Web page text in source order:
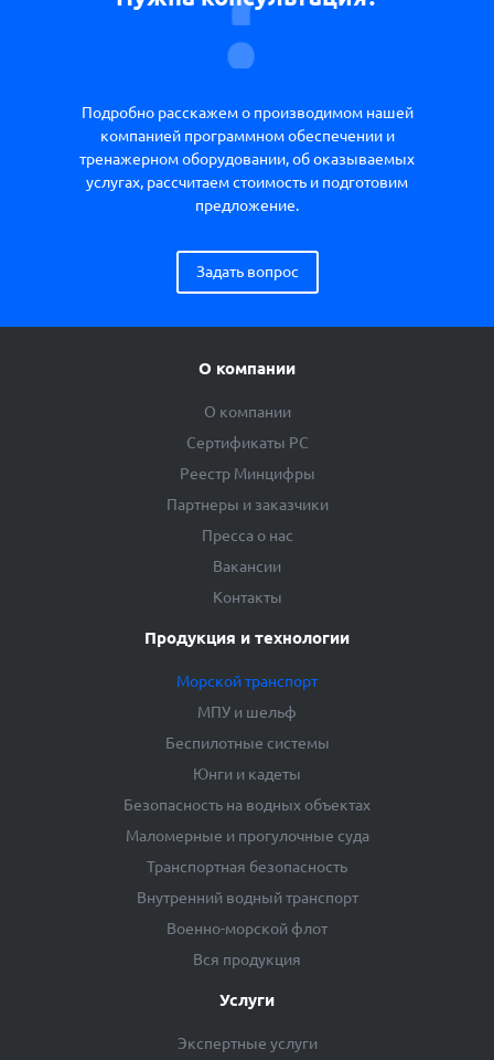
Подробно расскажем о производимом нашей
компанией программном обеспечении и
тренажерном оборудовании, об оказываемых
услугах, рассчитаем стоимость и подготовим
предложение.
Задать вопрос
О компании
О компании
Сертификаты РС
Реестр Минцифры
Партнеры и заказчики
Пресса о нас
Вакансии
Контакты
Продукция и технологии
Морской транспорт
МПУ и шельф
Беспилотные системы
Юнги и кадеты
Безопасность на водных объектах
Маломерные и прогулочные суда
Транспортная безопасность
Внутренний водный транспорт
Военно-морской флот
Вся продукция
Услуги
Экспертные услуги